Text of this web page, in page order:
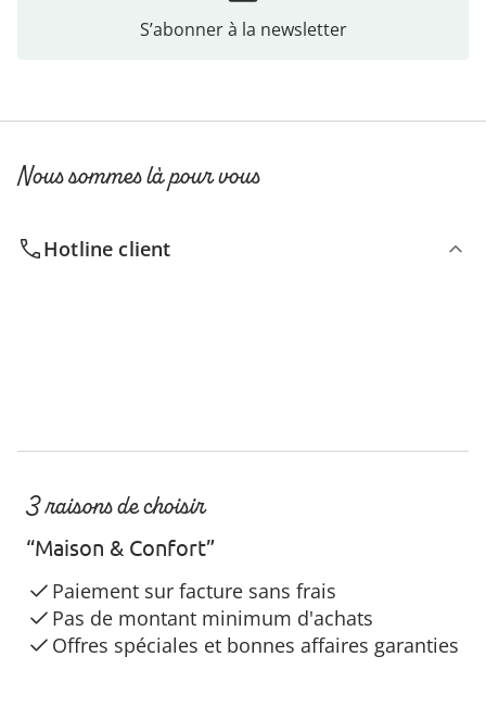
S’abonner à la newsletter
Nous sommes là pour vous
Hotline client
3 raisons de choisir
“Maison & Confort”
Paiement sur facture sans frais
Pas de montant minimum d'achats
Offres spéciales et bonnes affaires garanties